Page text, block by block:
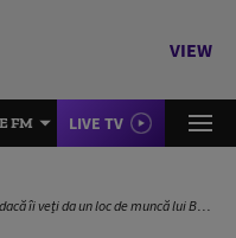
VIEW
FM LIVE TV
lui Boris Johnson”. Ce au făcut candidații pentru șefia guvernului Marii Britanii